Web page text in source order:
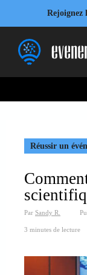
contenu
Rejoignez
Réussir un
Par Sandy R.
3 minutes de lecture